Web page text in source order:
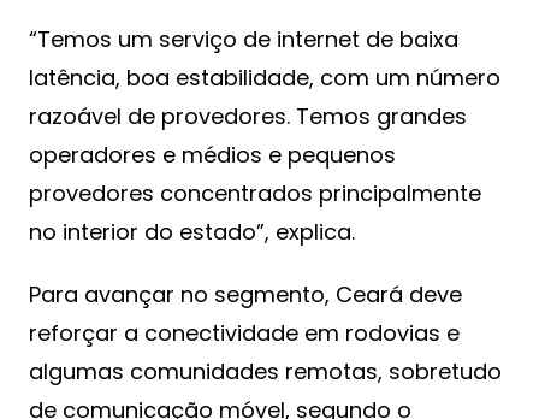
“Temos um serviço de internet de baixa
latência, boa estabilidade, com um número
razoável de provedores. Temos grandes
operadores e médios e pequenos
provedores concentrados principalmente
no interior do estado”, explica.
Para avançar no segmento, Ceará deve
reforçar a conectividade em rodovias e
algumas comunidades remotas, sobretudo
de comunicação móvel, segundo o